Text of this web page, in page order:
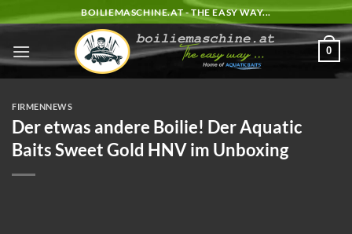
Inhalt
springen
BOILIEMASCHINE.AT - THE EASY WAY...
0
FIRMENNEWS
Der etwas andere Boilie! Der Aquatic
Baits Sweet Gold HNV im Unboxing